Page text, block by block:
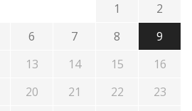
1
2
6 7 8
9
13 14 15
16
20 21 22
23